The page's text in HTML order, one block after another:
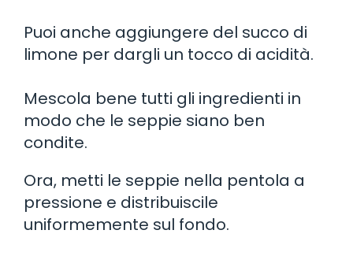
Puoi anche aggiungere del succo di
limone per dargli un tocco di acidità.
Mescola bene tutti gli ingredienti in
modo che le seppie siano ben
condite.
Ora, metti le seppie nella pentola a
pressione e distribuiscile
uniformemente sul fondo.